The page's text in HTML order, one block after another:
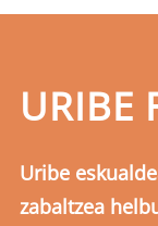
URIBE
Uribe
zabaltzea